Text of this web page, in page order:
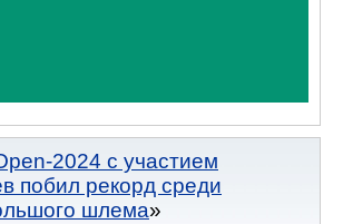
2024 с участием
побил рекорд среди
шлема